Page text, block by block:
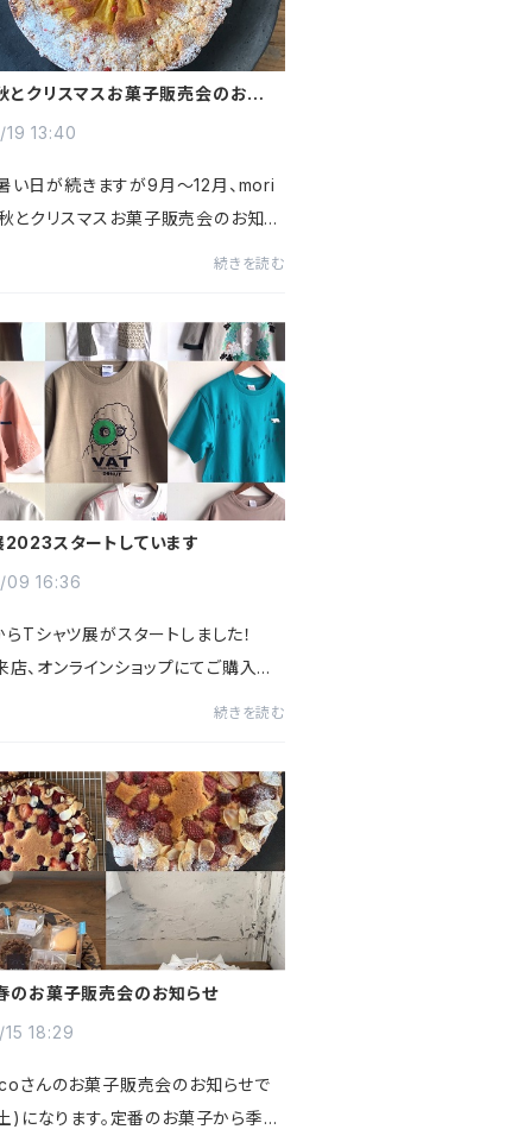
クリスマスお菓子販売会のお知ら
13:40
い日が続きますが9月～12月、mori
とクリスマスお菓子販売会のお知ら
月25日(土) 11:30～1...
続きを読む
2023スタートしています
16:36
Tシャツ展がスタートしました！
店、オンラインショップにてご購入あ
レディースサイズ...
続きを読む
お菓子販売会のお知らせ
18:29
さんのお菓子販売会のお知らせで
)になります。定番のお菓子から季節